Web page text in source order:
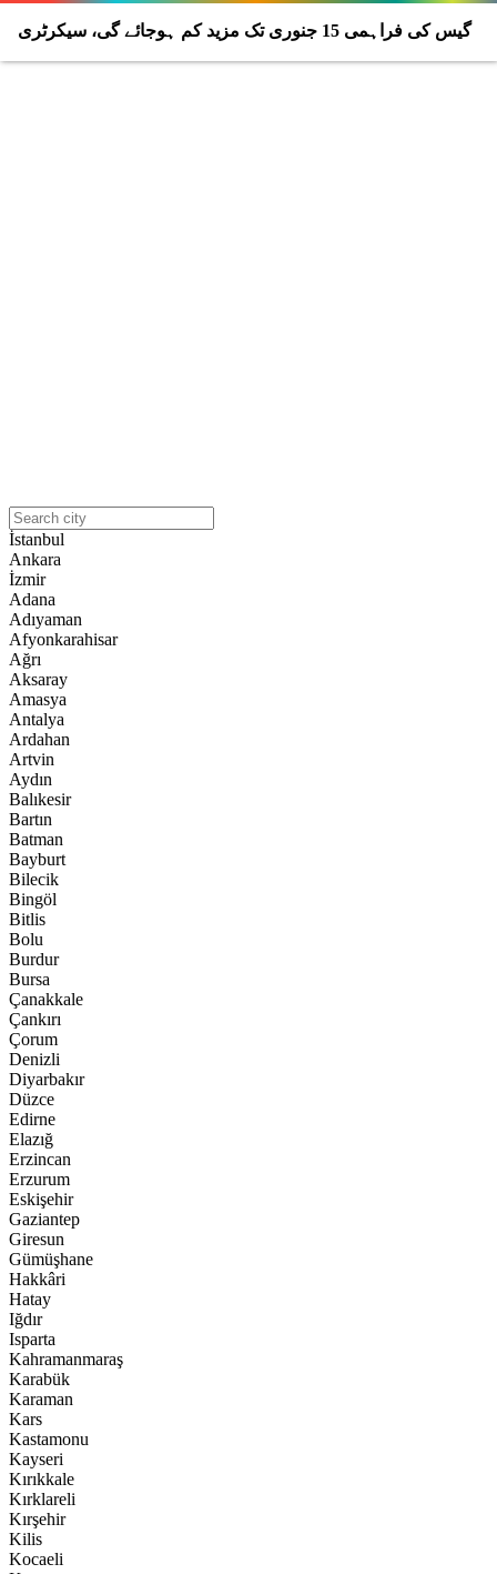
İstanbul
Ankara
İzmir
Adana
Adıyaman
Afyonkarahisar
Ağrı
Aksaray
Amasya
Antalya
Ardahan
Artvin
Aydın
Balıkesir
Bartın
Batman
Bayburt
Bilecik
Bingöl
Bitlis
Bolu
Burdur
Bursa
Çanakkale
Çankırı
Çorum
Denizli
Diyarbakır
Düzce
Edirne
Elazığ
Erzincan
Erzurum
Eskişehir
Gaziantep
Giresun
Gümüşhane
Hakkâri
Hatay
Iğdır
Isparta
Kahramanmaraş
Karabük
Karaman
Kars
Kastamonu
Kayseri
Kırıkkale
Kırklareli
Kırşehir
Kilis
Kocaeli
گیس کی فراہمی 15 جنوری تک مزید کم ہوجائے گی، سیکرٹری